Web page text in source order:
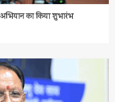
अभियान का किया शुभारंभ